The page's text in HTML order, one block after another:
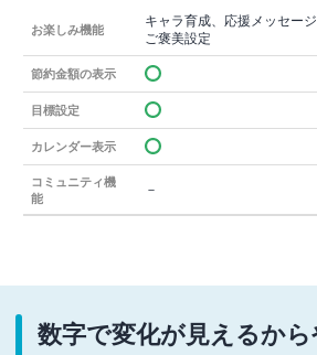
お楽しみ機能
キャラ育成、応援メッセー
ご褒美設定
節約金額の表示
目標設定
カレンダー表示
コミュニティ機
能
－
数字で変化が見えるか